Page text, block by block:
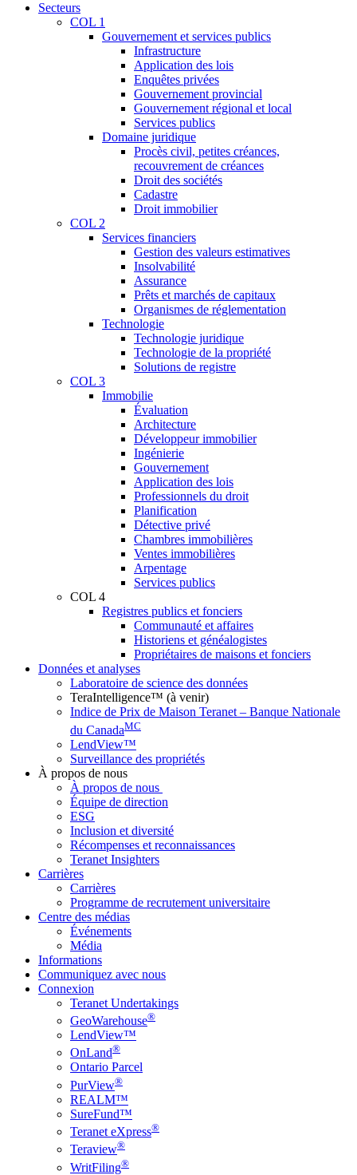
Secteurs
COL 1
Gouvernement et services publics
Infrastructure
Application des lois
Enquêtes privées
Gouvernement provincial
Gouvernement régional et local
Services publics
Domaine juridique
Procès civil, petites créances,
recouvrement de créances
Droit des sociétés
Cadastre
Droit immobilier
COL 2
Services financiers
Gestion des valeurs estimatives
Insolvabilité
Assurance
Prêts et marchés de capitaux
Organismes de réglementation
Technologie
Technologie juridique
Technologie de la propriété
Solutions de registre
COL 3
Immobilie
Évaluation
Architecture
Développeur immobilier
Ingénierie
Gouvernement
Application des lois
Professionnels du droit
Planification
Détective privé
Chambres immobilières
Ventes immobilières
Arpentage
Services publics
COL 4
Registres publics et fonciers
Communauté et affaires
Historiens et généalogistes
Propriétaires de maisons et fonciers
Données et analyses
Laboratoire de science des données
TeraIntelligence™ (à venir)
Indice de Prix de Maison Teranet – Banque Nationale
du CanadaMC
LendView™
Surveillance des propriétés
À propos de nous
À propos de nous
Équipe de direction
ESG
Inclusion et diversité
Récompenses et reconnaissances
Teranet Insighters
Carrières
Carrières
Programme de recrutement universitaire
Centre des médias
Événements
Média
Informations
Communiquez avec nous
Connexion
Teranet Undertakings
GeoWarehouse®
LendView™
OnLand®
Ontario Parcel
PurView®
REALM™
SureFund™
Teranet eXpress®
Teraview®
WritFiling®